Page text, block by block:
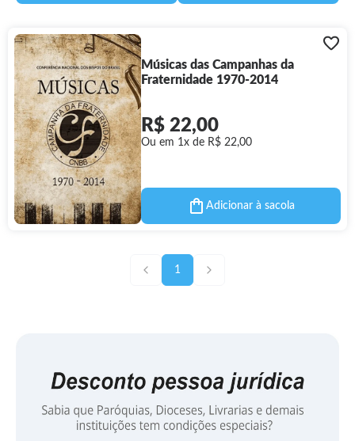
Músicas das Campanhas da
Fraternidade 1970-2014
R$ 22,00
Ou em 1x de R$ 22,00
Adicionar à sacola
1